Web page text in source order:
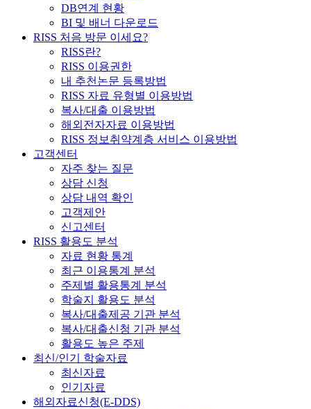
DB연계 현황
BI 및 배너 다운로드
RISS 처음 방문 이세요?
RISS란?
RISS 이용권한
내 추천논문 등록방법
RISS 자료 유형별 이용방법
복사/대출 이용방법
해외전자자료 이용방법
RISS 정보취약계층 서비스 이용방법
고객센터
자주 찾는 질문
상담 신청
상담 내역 확인
고객제안
신고센터
RISS 활용도 분석
자료 현황 통계
최근 이용통계 분석
주제별 활용통계 분석
학술지 활용도 분석
복사/대출제공 기관 분석
복사/대출신청 기관 분석
활용도 높은 주제
최신/인기 학술자료
최신자료
인기자료
해외자료신청(E-DDS)